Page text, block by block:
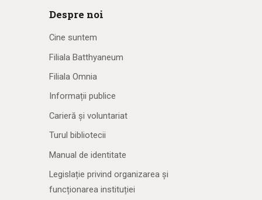
Despre noi
Cine suntem
Filiala Batthyaneum
Filiala Omnia
Informații publice
Carieră și voluntariat
Turul bibliotecii
Manual de identitate
Legislație privind organizarea și
funcționarea instituției